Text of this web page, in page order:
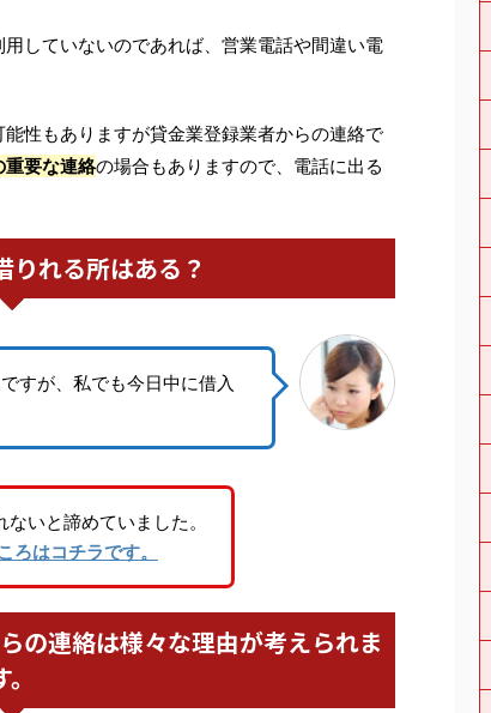
していないのであれば、営業電話や間違い電
性もありますが貸金業登録業者からの連絡で
重要な連絡の場合もありますので、電話に出る
れる所はある？
すが、私でも今日中に借入
いと諦めていました。
ろはコチラです。
の連絡は様々な理由が考えられま